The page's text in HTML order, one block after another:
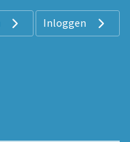
Inloggen